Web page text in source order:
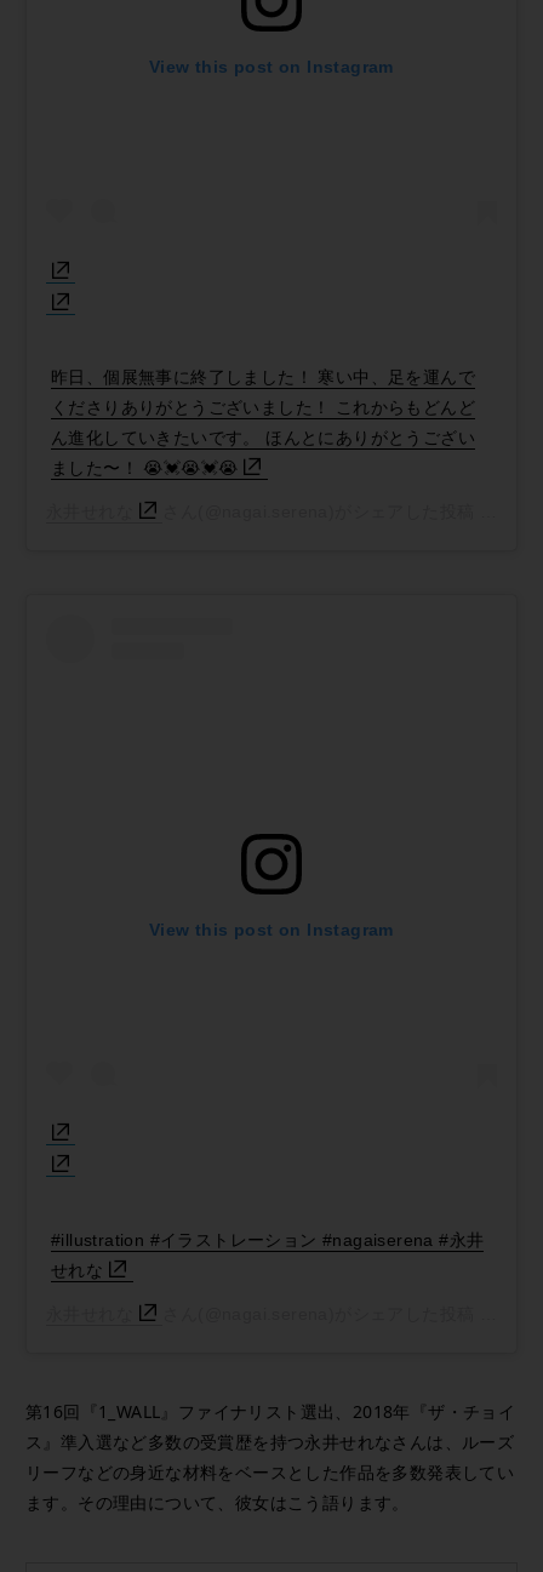
View this post on Instagram
昨日、個展無事に終了しました！ 寒い中、足を運んで
くださりありがとうございました！ これからもどんど
ん進化していきたいです。 ほんとにありがとうござい
ました〜！ 😭💓😭💓😭
View this post on Instagram
#illustration #イラストレーション #nagaiserena #永井
せれな
第16回『1_WALL』ファイナリスト選出、2018年『ザ・チョイ
ス』準入選など多数の受賞歴を持つ永井せれなさんは、ルーズ
リーフなどの身近な材料をベースとした作品を多数発表してい
ます。その理由について、彼女はこう語ります。